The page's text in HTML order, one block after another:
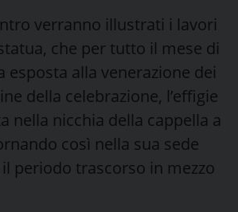
verranno illustrati i lavori
che per tutto il mese di
esposta alla venerazione dei
della celebrazione, l’effigie
nella nicchia della cappella a
così nella sua sede
periodo trascorso in mezzo